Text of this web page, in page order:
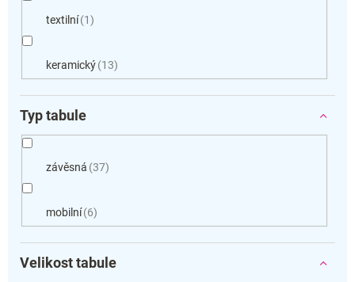
textilní 1
keramický 13
Typ tabule
závěsná 37
mobilní 6
Velikost tabule